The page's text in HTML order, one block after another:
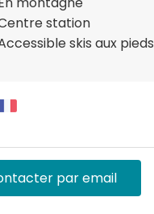
station
skis aux pieds
par email